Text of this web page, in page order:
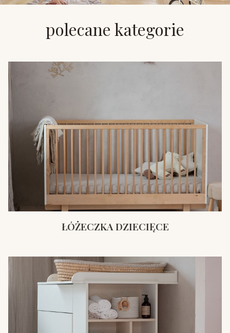
polecane kategorie
ŁÓŻECZKA DZIECIĘCE